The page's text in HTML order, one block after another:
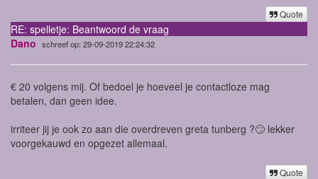
Quote
RE: spelletje: Beantwoord de vraag
Dano schreef op: 29-09-2019 22:24:32
€ 20 volgens mij. Of bedoel je hoeveel je contactloze mag
betalen, dan geen idee.
irriteer jij je ook zo aan die overdreven greta tunberg ?🙄 lekker
voorgekauwd en opgezet allemaal.
Quote